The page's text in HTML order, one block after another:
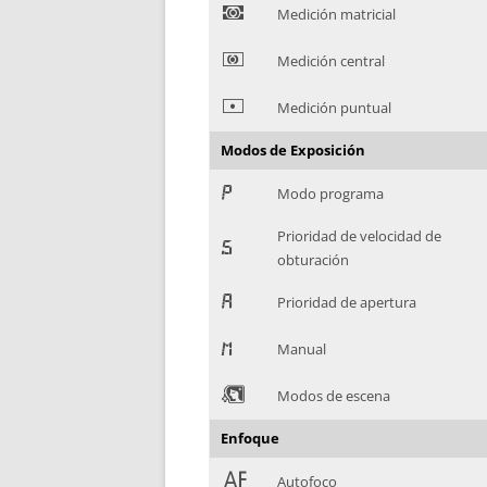
) Medición matricial
* Medición central
+ Medición puntual
Modos de Exposición
, Modo programa
-
Prioridad de velocidad de
obturación
. Prioridad de apertura
/ Manual
0 Modos de escena
Enfoque
1 Autofoco